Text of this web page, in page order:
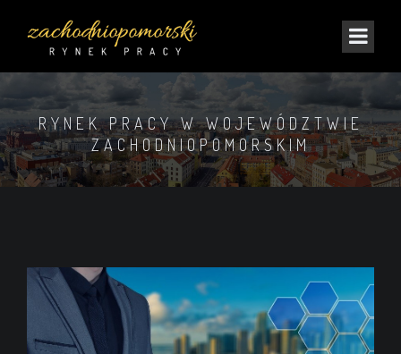
RYNEK PRACY W WOJEWÓDZTWIE
ZACHODNIOPOMORSKIM